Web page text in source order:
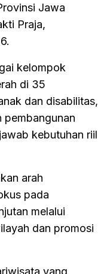
Jawa
Praja,
kelompok
di 35
dan disabilitas,
pembangunan
kebutuhan riil
arah
pada
melalui
dan promosi
yang